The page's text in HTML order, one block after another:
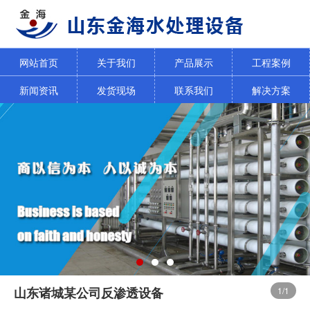
网站首页 关于我们 产品展示
工程案例
新闻资讯
发货现场 联系我们 解决方案
1/1
山东诸城某公司反渗透设备